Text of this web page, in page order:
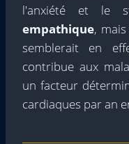
l'anxiété et le
empathique,
semblerait en
contribue aux
un facteur
cardiaques par an